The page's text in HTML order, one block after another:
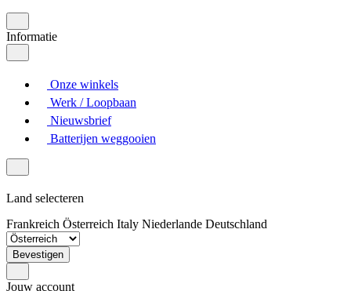
Informatie
Onze winkels
Werk / Loopbaan
Nieuwsbrief
Batterijen weggooien
Land selecteren
Frankreich Österreich Italy Niederlande Deutschland
Bevestigen
Jouw account